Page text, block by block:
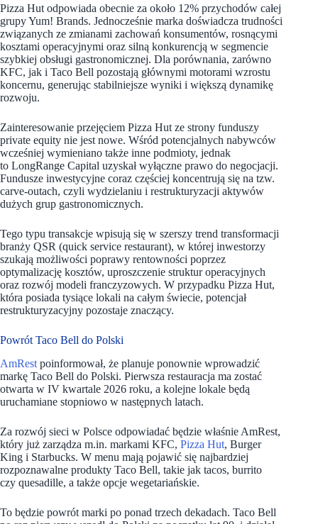
Pizza Hut odpowiada obecnie za około 12% przychodów całej
grupy Yum! Brands. Jednocześnie marka doświadcza trudności
związanych ze zmianami zachowań konsumentów, rosnącymi
kosztami operacyjnymi oraz silną konkurencją w segmencie
szybkiej obsługi gastronomicznej. Dla porównania, zarówno
KFC, jak i Taco Bell pozostają głównymi motorami wzrostu
koncernu, generując stabilniejsze wyniki i większą dynamikę
rozwoju.
Zainteresowanie przejęciem Pizza Hut ze strony funduszy
private equity nie jest nowe. Wśród potencjalnych nabywców
wcześniej wymieniano także inne podmioty, jednak
to LongRange Capital uzyskał wyłączne prawo do negocjacji.
Fundusze inwestycyjne coraz częściej koncentrują się na tzw.
carve-outach, czyli wydzielaniu i restrukturyzacji aktywów
dużych grup gastronomicznych.
Tego typu transakcje wpisują się w szerszy trend transformacji
branży QSR (quick service restaurant), w której inwestorzy
szukają możliwości poprawy rentowności poprzez
optymalizację kosztów, uproszczenie struktur operacyjnych
oraz rozwój modeli franczyzowych. W przypadku Pizza Hut,
która posiada tysiące lokali na całym świecie, potencjał
restrukturyzacyjny pozostaje znaczący.
Powrót Taco Bell do Polski
AmRest poinformował, że planuje ponownie wprowadzić
markę Taco Bell do Polski. Pierwsza restauracja ma zostać
otwarta w IV kwartale 2026 roku, a kolejne lokale będą
uruchamiane stopniowo w następnych latach.
Za rozwój sieci w Polsce odpowiadać będzie właśnie AmRest,
który już zarządza m.in. markami KFC, Pizza Hut, Burger
King i Starbucks. W menu mają pojawić się najbardziej
rozpoznawalne produkty Taco Bell, takie jak tacos, burrito
czy quesadille, a także opcje wegetariańskie.
To będzie powrót marki po ponad trzech dekadach. Taco Bell